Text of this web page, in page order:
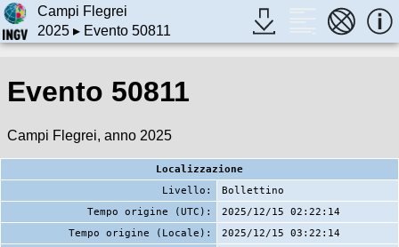
Campi Flegrei
2025▸ Evento 50811
Evento 50811
Campi Flegrei, anno 2025
Localizzazione
Livello:
Bollettino
Tempo origine (UTC):
2025/12/15 02:22:14
Tempo origine (Locale):
2025/12/15 03:22:14